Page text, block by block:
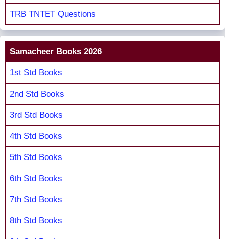
TRB TNTET Questions
Samacheer Books 2026
1st Std Books
2nd Std Books
3rd Std Books
4th Std Books
5th Std Books
6th Std Books
7th Std Books
8th Std Books